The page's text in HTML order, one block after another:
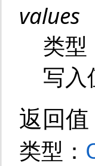
values
类型
写入
返回值
类型：